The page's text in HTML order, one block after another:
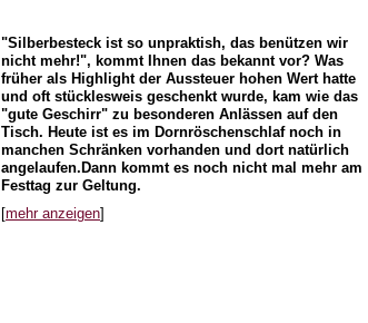
"Silberbesteck ist so unpraktish, das benützen wir
nicht mehr!", kommt Ihnen das bekannt vor? Was
früher als Highlight der Aussteuer hohen Wert hatte
und oft stücklesweis geschenkt wurde, kam wie das
"gute Geschirr" zu besonderen Anlässen auf den
Tisch. Heute ist es im Dornröschenschlaf noch in
manchen Schränken vorhanden und dort natürlich
angelaufen.Dann kommt es noch nicht mal mehr am
Festtag zur Geltung.
[mehr anzeigen]